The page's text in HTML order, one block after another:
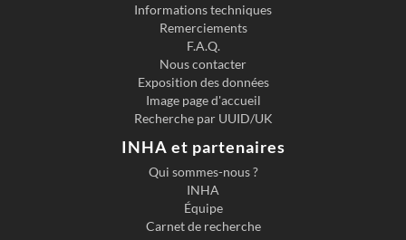
Informations techniques
Remerciements
F.A.Q.
Nous contacter
Exposition des données
Image page d'accueil
Recherche par UUID/UK
INHA et partenaires
Qui sommes-nous ?
INHA
Équipe
Carnet de recherche